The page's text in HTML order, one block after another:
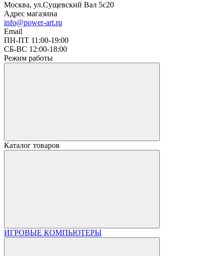
Москва, ул.Сущевский Вал 5с20
Адрес магазина
info@power-art.ru
Email
ПН-ПТ 11:00-19:00
СБ-ВС 12:00-18:00
Режим работы
Каталог товаров
ИГРОВЫЕ КОМПЬЮТЕРЫ